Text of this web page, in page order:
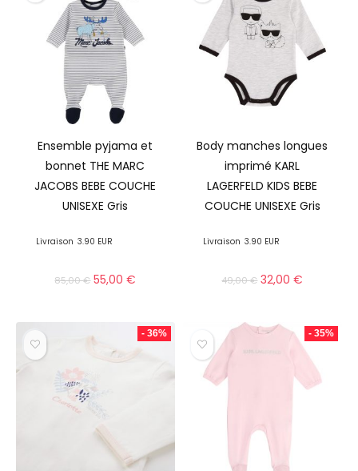
Ensemble pyjama et
bonnet THE MARC
JACOBS BEBE COUCHE
UNISEXE Gris
Livraison 3.90 EUR
85,00€ 55,00€
Body manches longues
imprimé KARL
LAGERFELD KIDS BEBE
COUCHE UNISEXE Gris
Livraison 3.90 EUR
49,00€ 32,00€
- 36% - 35%